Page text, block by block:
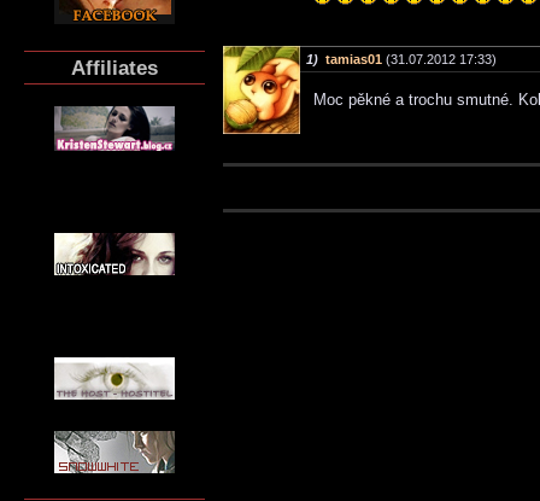
Affiliates 1) tamias01 (31.07.2012 17:33)
Moc pěkné a trochu smutné.